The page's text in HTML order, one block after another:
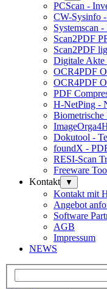
PCScan -
CW-Sysinfo
Systemscan
Scan2PDF
Scan2PDF
Digitale Akte
OCR4PDF
OCR4PDF
PDF
H-NetPing -
Biometrische
Dokutool -
foundX -
RESI-Scan
Freeware
Kontakt
▼
Kontakt mit
Angebot
Software
AGB
Impressum
NEWS